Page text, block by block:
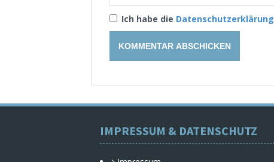
Ich habe die Datenschutzerklärung
IMPRESSUM & DATENSCHUTZ